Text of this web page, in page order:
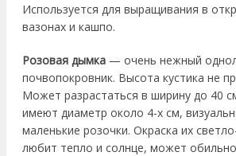
Используется для выращивания в
вазонах и кашпо.
Розовая дымка — очень нежный
почвопокровник. Высота кустика не
Может разрастаться в ширину до 40
имеют диаметр около 4-х см,
маленькие розочки. Окраска их
любит тепло и солнце, может